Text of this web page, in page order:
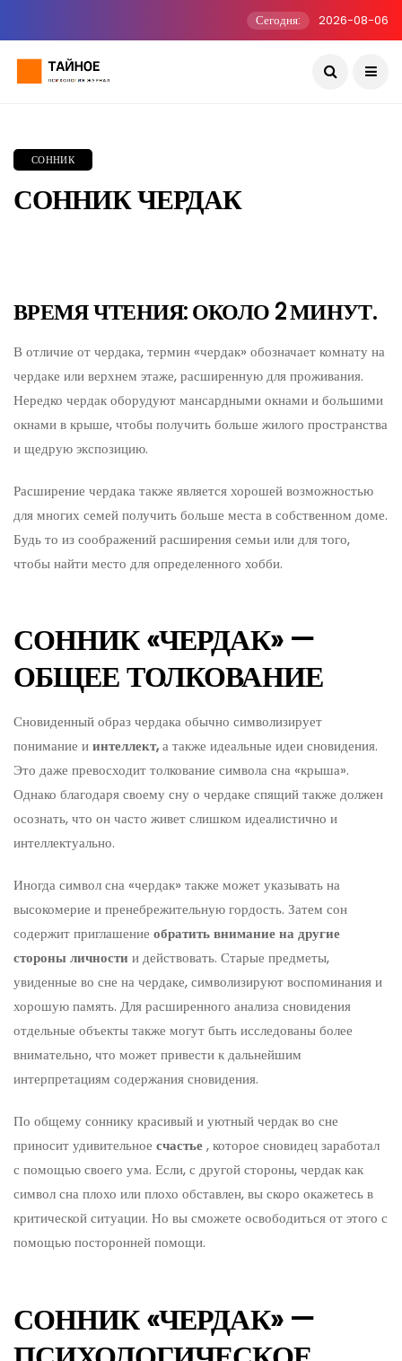
Сегодня: 2026-08-06
СОННИК
СОННИК ЧЕРДАК
ВРЕМЯ ЧТЕНИЯ: ОКОЛО 2 МИНУТ.
В отличие от чердака, термин «чердак» обозначает комнату на
чердаке или верхнем этаже, расширенную для проживания.
Нередко чердак оборудуют мансардными окнами и большими
окнами в крыше, чтобы получить больше жилого пространства
и щедрую экспозицию.
Расширение чердака также является хорошей возможностью
для многих семей получить больше места в собственном доме.
Будь то из соображений расширения семьи или для того,
чтобы найти место для определенного хобби.
СОННИК «ЧЕРДАК» —
ОБЩЕЕ ТОЛКОВАНИЕ
Сновиденный образ чердака обычно символизирует
понимание иинтеллект,а также идеальные идеи сновидения.
Это даже превосходит толкование символа сна «крыша».
Однако благодаря своему сну о чердаке спящий также должен
осознать, что он часто живет слишком идеалистично и
интеллектуально.
Иногда символ сна «чердак» также может указывать на
высокомерие и пренебрежительную гордость. Затем сон
содержит приглашение обратить внимание на другие
стороны личности и действовать. Старые предметы,
увиденные во сне на чердаке, символизируют воспоминания и
хорошую память. Для расширенного анализа сновидения
отдельные объекты также могут быть исследованы более
внимательно, что может привести к дальнейшим
интерпретациям содержания сновидения.
По общему соннику красивый и уютный чердак во сне
приносит удивительное счастье, которое сновидец заработал
с помощью своего ума. Если, с другой стороны, чердак как
символ сна плохо или плохо обставлен, вы скоро окажетесь в
критической ситуации. Но вы сможете освободиться от этого с
помощью посторонней помощи.
СОННИК «ЧЕРДАК» —